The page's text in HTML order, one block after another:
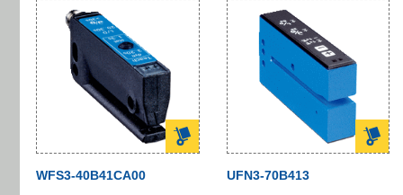
WFS3-40B41CA00 UFN3-70B413